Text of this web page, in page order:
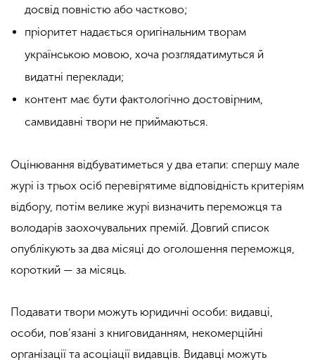
досвід повністю або частково;
пріоритет надається оригінальним творам
українською мовою, хоча розглядатимуться й
видатні переклади;
контент має бути фактологічно достовірним,
самвидавні твори не приймаються.
Оцінювання відбуватиметься у два етапи: спершу мале
журі із трьох осіб перевірятиме відповідність критеріям
відбору, потім велике журі визначить переможця та
володарів заохочувальних премій. Довгий список
опублікують за два місяці до оголошення переможця,
короткий — за місяць.
Подавати твори можуть юридичні особи: видавці,
особи, пов’язані з книговиданням, некомерційні
організації та асоціації видавців. Видавці можуть